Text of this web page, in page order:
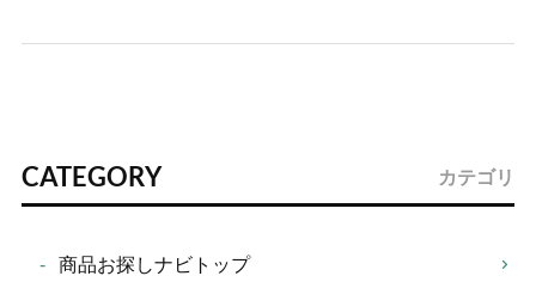
CATEGORY カテゴリ
商品お探しナビトップ